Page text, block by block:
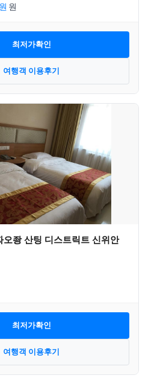
최저가확인
여행객 이용후기
오좡 산팅 디스트릭트 신위안
최저가확인
여행객 이용후기